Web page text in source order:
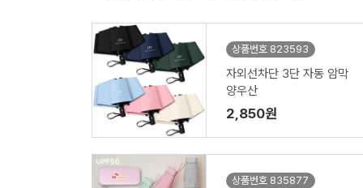
상품번호 823593
자외선차단 3단 자동 암막
양우산
2,850원
상품번호 835877